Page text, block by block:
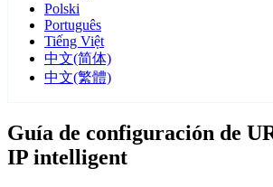
Polski
Português
Tiếng Việt
中文(简体)
中文(繁體)
Guía de configuración de
IP intelligent